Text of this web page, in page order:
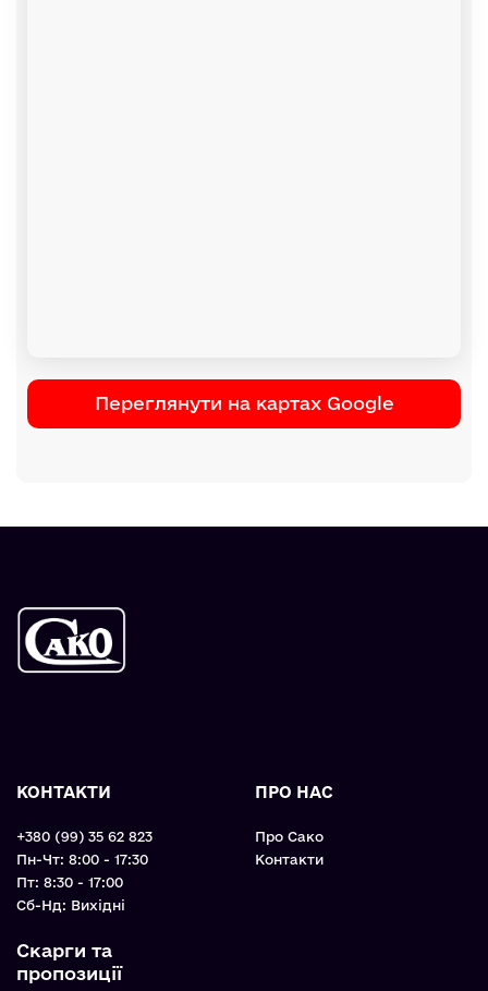
Переглянути на картах Google
КОНТАКТИ
+380 (99) 35 62 823
Пн-Чт: 8:00 - 17:30
Пт: 8:30 - 17:00
Cб-Нд: Вихідні
Скарги та
пропозиції
ПРО НАС
Про Сако
Контакти